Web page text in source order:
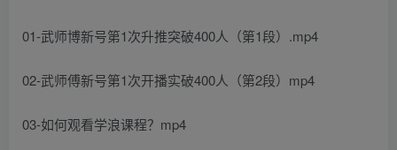
01-武师博新号第1次升推突破400人（第1段）.mp4
02-武师傅新号第1次开播实破400人（第2段）mp4
03-如何观看学浪课程？mp4